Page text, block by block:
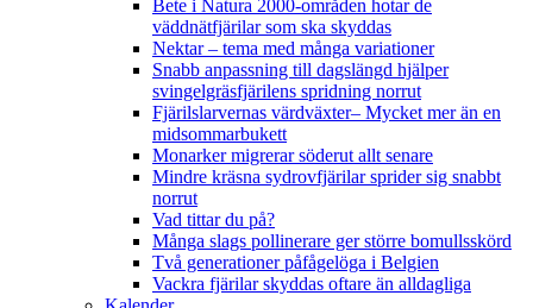
Bete i Natura 2000-områden hotar de
väddnätfjärilar som ska skyddas
Nektar – tema med många variationer
Snabb anpassning till dagslängd hjälper
svingelgräsfjärilens spridning norrut
Fjärilslarvernas värdväxter– Mycket mer än en
midsommarbukett
Monarker migrerar söderut allt senare
Mindre kräsna sydrovfjärilar sprider sig snabbt
norrut
Vad tittar du på?
Många slags pollinerare ger större bomullsskörd
Två generationer påfågelöga i Belgien
Vackra fjärilar skyddas oftare än alldagliga